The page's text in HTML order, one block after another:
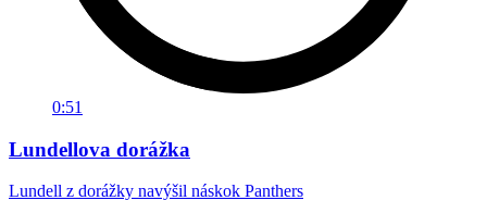
0:51
Lundellova dorážka
Lundell z dorážky navýšil náskok Panthers